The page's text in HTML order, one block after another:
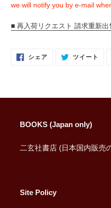
we will notify you by e-mail
■ 再入荷リクエスト 請求重新
シェアFACEBOOKツイート
BOOKS (Japan only)
二玄社書店 (日本国内販売
Site Policy